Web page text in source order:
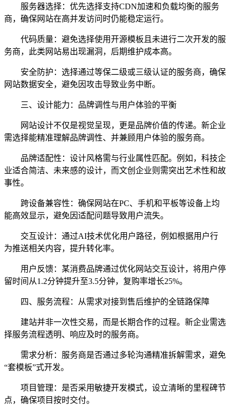
服务器选择：优先选择支持CDN加速和负载均衡的服务
商，确保网站在高并发访问时仍能稳定运行。
代码质量：避免选择使用开源模板且未进行二次开发的服
务商，此类网站易出现漏洞，后期维护成本高。
安全防护：选择通过等保二级或三级认证的服务商，确保
网站数据安全，避免因攻击导致业务中断。
三、设计能力：品牌调性与用户体验的平衡
网站设计不仅是视觉呈现，更是品牌价值的传递。新企业
需选择能精准理解品牌调性、并兼顾用户体验的服务商。
品牌适配性：设计风格需与行业属性匹配。例如，科技企
业适合简洁、未来感的设计，而文创企业则需突出艺术性和故
事性。
跨设备兼容性：确保网站在PC、手机和平板等设备上均
能高效显示，避免因适配问题导致用户流失。
交互设计：通过AI技术优化用户路径，例如根据用户行
为推送相关内容，提升转化率。
用户反馈：某消费品牌通过优化网站交互设计，将用户停
留时间从1.2分钟提升至3.5分钟，复购率增长25%。
四、服务流程：从需求对接到售后维护的全链路保障
建站并非一次性交易，而是长期合作的过程。新企业需选
择服务流程透明、响应及时的服务商。
需求分析：服务商是否通过多轮沟通精准拆解需求，避免
“套模板”式开发。
项目管理：是否采用敏捷开发模式，设立清晰的里程碑节
点，确保项目按时交付。